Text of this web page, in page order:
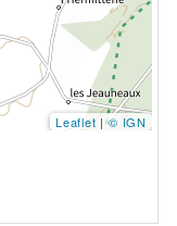
Leaflet |© IGN